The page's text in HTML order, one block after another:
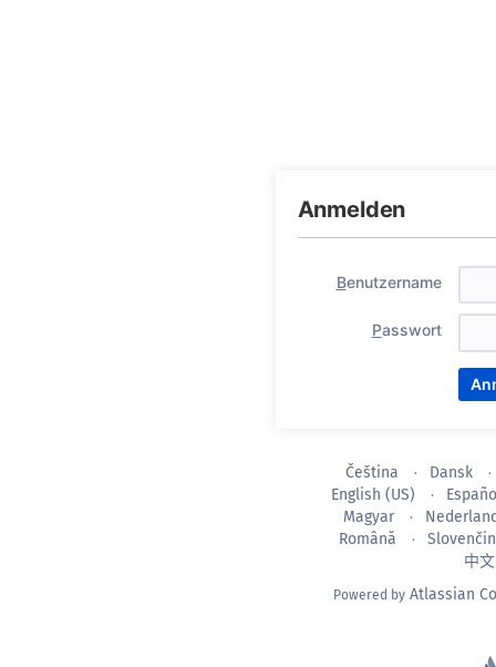
Anmelden
Benutzername
Passwort
Čeština
Dansk
English (US)
Magyar
Română
中文
Powered by Atlassian